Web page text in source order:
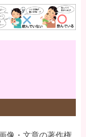
像・文章の著作権